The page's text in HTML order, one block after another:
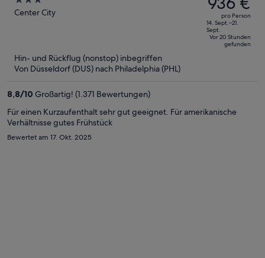
City
out
Center City
betrug
1.171 €,
jetzt
beträgt
pro Person
14. Sept.–21.
Sept.
Vor 20 Stunden
gefunden
Hin- und Rückflug (nonstop) inbegriffen
Von Düsseldorf (DUS) nach Philadelphia (PHL)
8,8/10 Großartig! (1.371 Bewertungen)
Für einen Kurzaufenthalt sehr gut geeignet. Für amerikanische
Verhältnisse gutes Frühstück
Bewertet am 17. Okt. 2025